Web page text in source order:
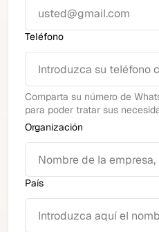
Teléfono
Comparta su número de
para poder tratar sus
Organización
País